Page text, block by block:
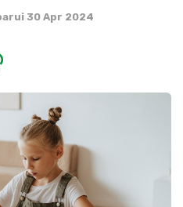
& Perlengkapan
Dinding
Wiremesh
Kebakaran
30 Apr 2024